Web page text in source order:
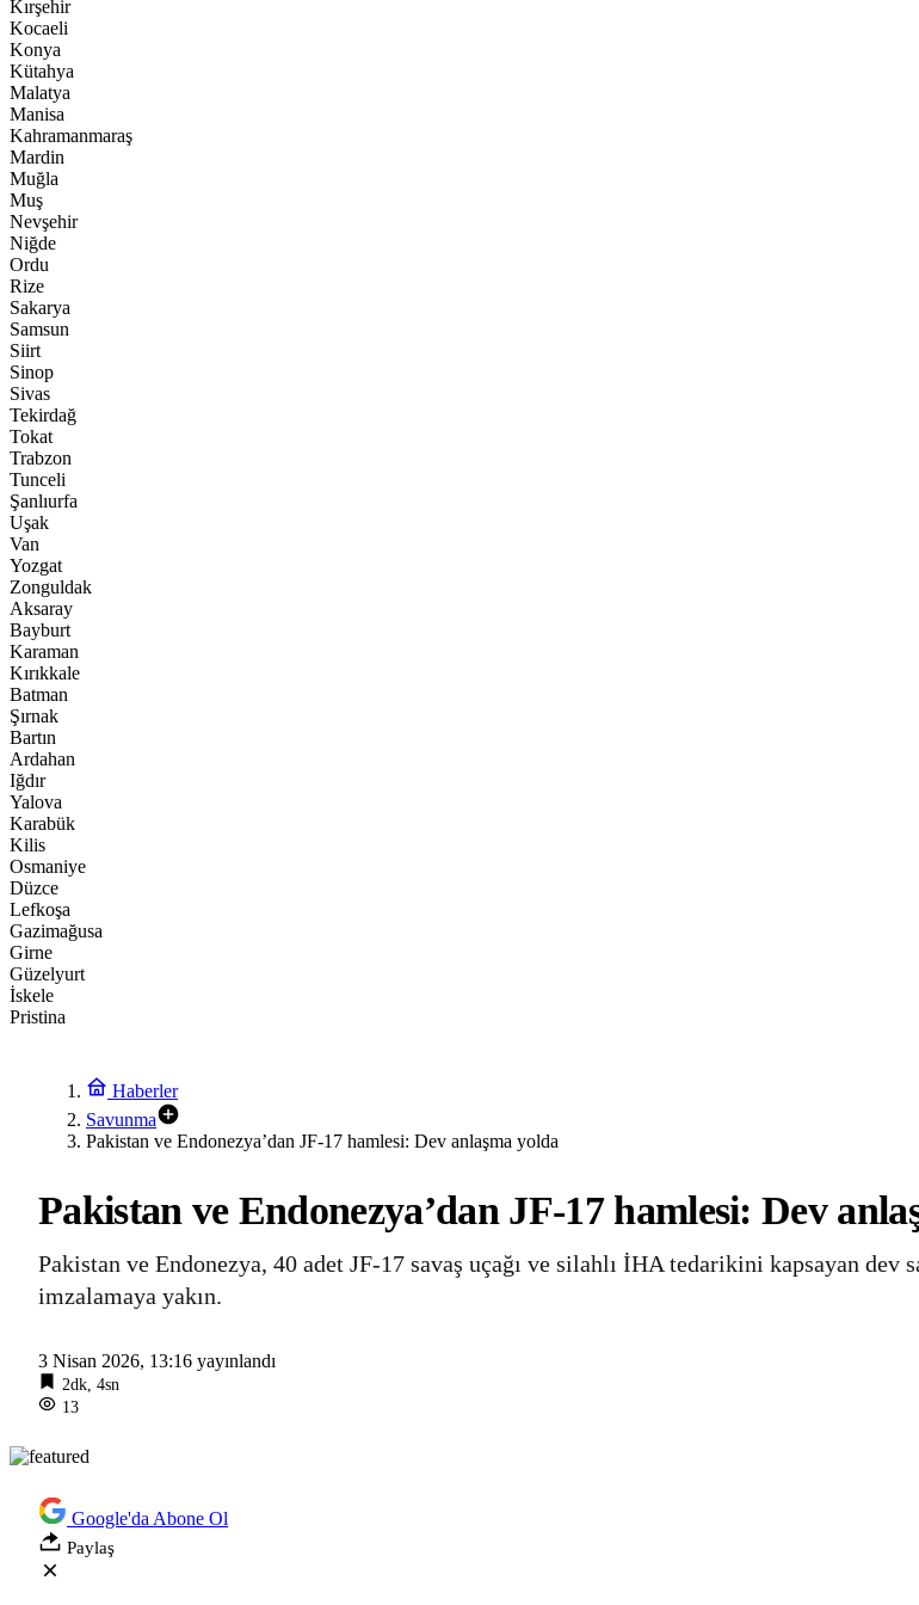
Kırşehir
Kocaeli
Konya
Kütahya
Malatya
Manisa
Kahramanmaraş
Mardin
Muğla
Muş
Nevşehir
Niğde
Ordu
Rize
Sakarya
Samsun
Siirt
Sinop
Sivas
Tekirdağ
Tokat
Trabzon
Tunceli
Şanlıurfa
Uşak
Van
Yozgat
Zonguldak
Aksaray
Bayburt
Karaman
Kırıkkale
Batman
Şırnak
Bartın
Ardahan
Iğdır
Yalova
Karabük
Kilis
Osmaniye
Düzce
Lefkoşa
Gazimağusa
Girne
Güzelyurt
İskele
Pristina
Haberler
Savunma
Pakistan ve Endonezya’dan JF-17 hamlesi: Dev anlaşma yolda
Pakistan ve Endonezya’dan JF-17 hamlesi: Dev
Pakistan ve Endonezya, 40 adet JF-17 savaş uçağı ve silahlı İHA tedarikini kapsayan dev
imzalamaya yakın.
3 Nisan 2026, 13:16 yayınlandı
2dk, 4sn
13
Google'da Abone Ol
Paylaş